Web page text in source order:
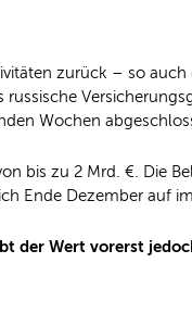
zurück – so
Wochen
bis zu 2 Mrd. €. Die
Ende Dezember auf
der Wert vorerst